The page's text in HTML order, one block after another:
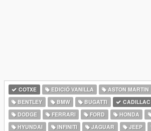
COTXE EDICIÓ VANILLA ASTON MARTIN
BENTLEY
BMW BUGATTI CADILLAC
DODGE
FERRARI FORD HONDA
HYUNDAI
INFINITI JAGUAR JEEP